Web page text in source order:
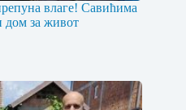
влаге! Савићима
дом за живот